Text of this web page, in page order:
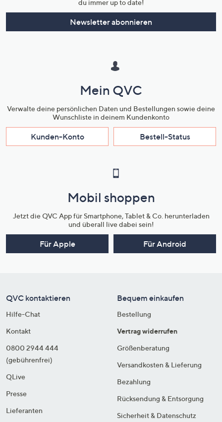
du immer up to date!
Newsletter abonnieren
Mein QVC
Verwalte deine persönlichen Daten und Bestellungen sowie deine
Wunschliste in deinem Kundenkonto
Kunden-Konto Bestell-Status
Mobil shoppen
Jetzt die QVC App für Smartphone, Tablet & Co. herunterladen
und überall live dabei sein!
Für Apple Für Android
QVC kontaktieren
Hilfe-Chat
Kontakt
0800 2944 444
(gebührenfrei)
QLive
Presse
Lieferanten
Bequem einkaufen
Bestellung
Vertrag widerrufen
Größenberatung
Versandkosten & Lieferung
Bezahlung
Rücksendung & Entsorgung
Sicherheit & Datenschutz